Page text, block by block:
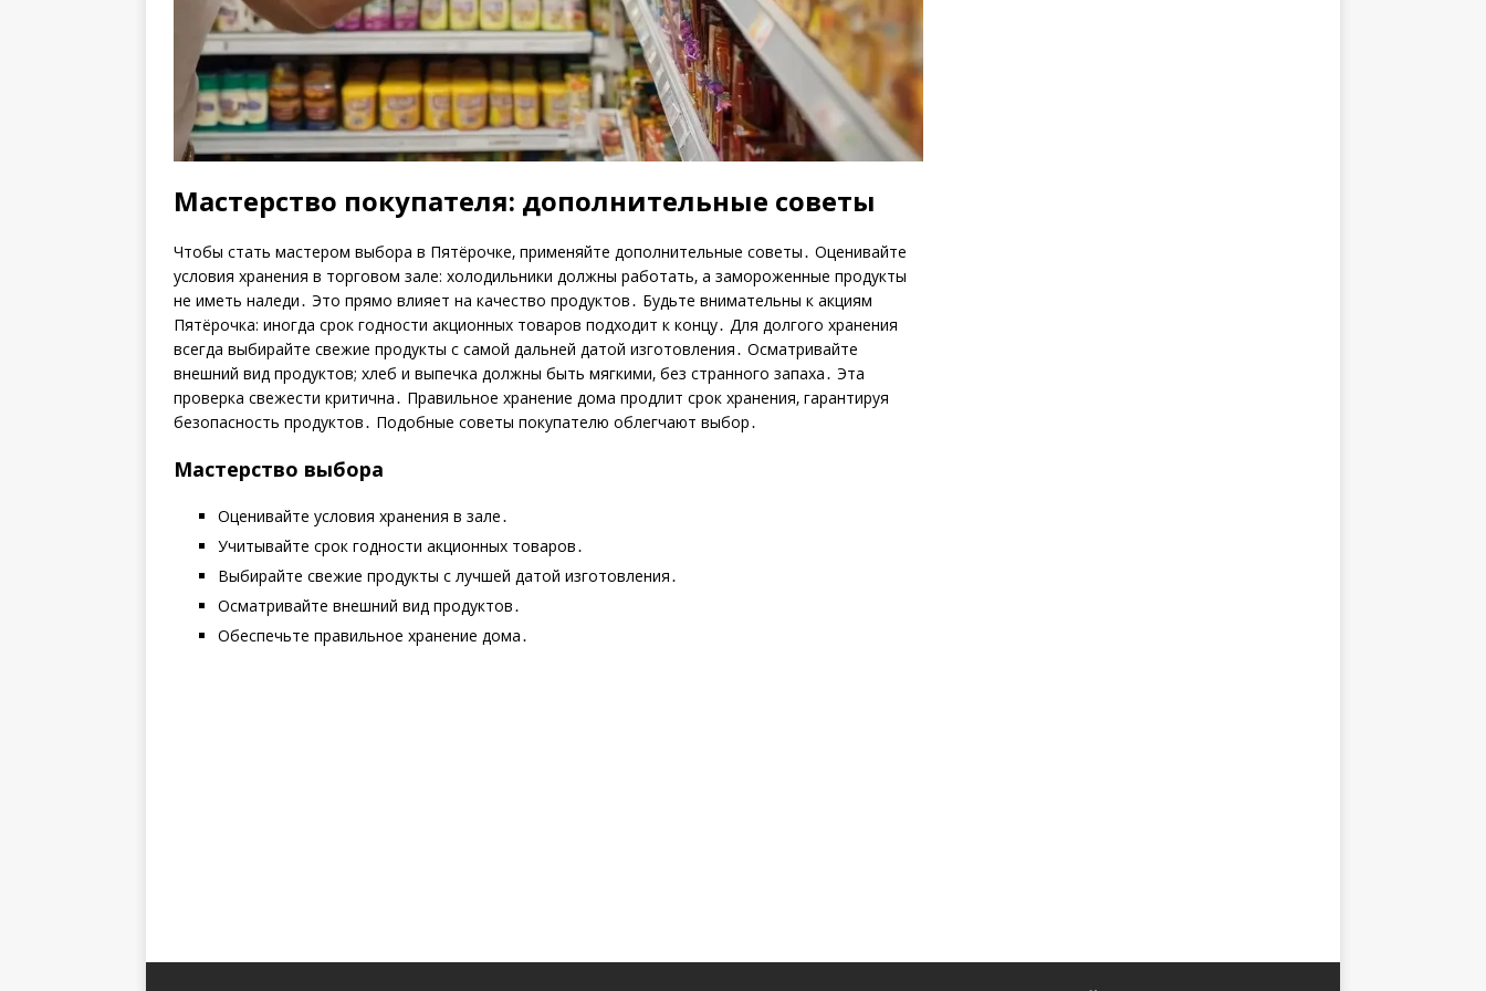
Мастерство покупателя: дополнительные советы
Чтобы стать мастером выбора в Пятёрочке‚ применяйте дополнительные советы․ Оценивайте
условия хранения в торговом зале: холодильники должны работать‚ а замороженные продукты
не иметь наледи․ Это прямо влияет на качество продуктов․ Будьте внимательны к акциям
Пятёрочка: иногда срок годности акционных товаров подходит к концу․ Для долгого хранения
всегда выбирайте свежие продукты с самой дальней датой изготовления․ Осматривайте
внешний вид продуктов; хлеб и выпечка должны быть мягкими‚ без странного запаха․ Эта
проверка свежести критична․ Правильное хранение дома продлит срок хранения‚ гарантируя
безопасность продуктов․ Подобные советы покупателю облегчают выбор․
Мастерство выбора
Оценивайте условия хранения в зале․
Учитывайте срок годности акционных товаров․
Выбирайте свежие продукты с лучшей датой изготовления․
Осматривайте внешний вид продуктов․
Обеспечьте правильное хранение дома․